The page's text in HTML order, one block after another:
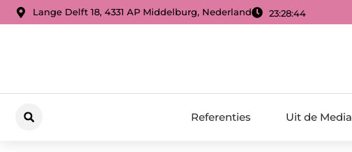
Lange Delft 18, 4331 AP Middelburg, Nederland 23:28:45
Referenties Uit de Media